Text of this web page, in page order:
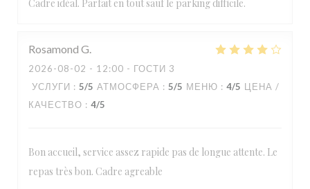
Cadre idéal. Parfait en tout sauf le parking difficile.
Rosamond G
2026-08-02 - 12:00 - ГОСТИ 3
УСЛУГИ : 5/5 АТМОСФЕРА : 5/5 МЕНЮ : 4/5 ЦЕНА /
КАЧЕСТВО : 4/5
Bon accueil, service assez rapide pas de longue attente. Le
repas très bon. Cadre agreable